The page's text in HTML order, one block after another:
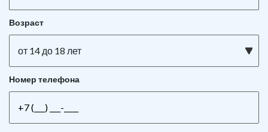
Возраст
от 14 до 18 лет
Номер телефона